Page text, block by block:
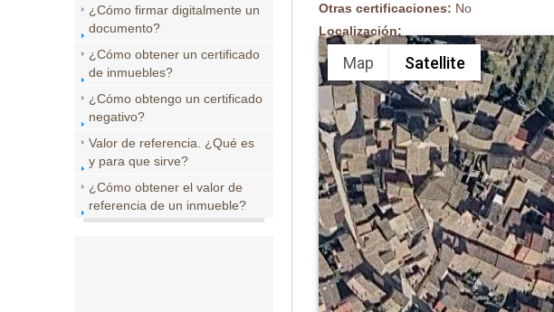
Otras certificaciones: No
Localización:
Map Satellite
¿Cómo firmar digitalmente un
documento?
¿Cómo obtener un certificado
de inmuebles?
¿Cómo obtengo un certificado
negativo?
Valor de referencia. ¿Qué es
y para que sirve?
¿Cómo obtener el valor de
referencia de un inmueble?